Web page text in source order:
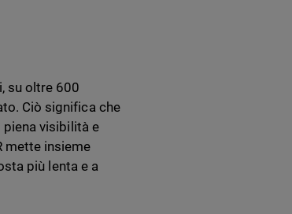
su oltre 600
Ciò significa che
visibilità e
mette insieme
più lenta e a